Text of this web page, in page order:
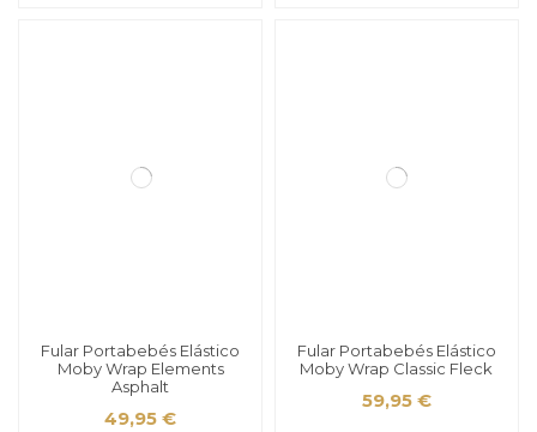
Fular Portabebés Elástico
Moby Wrap Elements
Asphalt
49,95 €
Fular Portabebés Elástico
Moby Wrap Classic Fleck
59,95 €